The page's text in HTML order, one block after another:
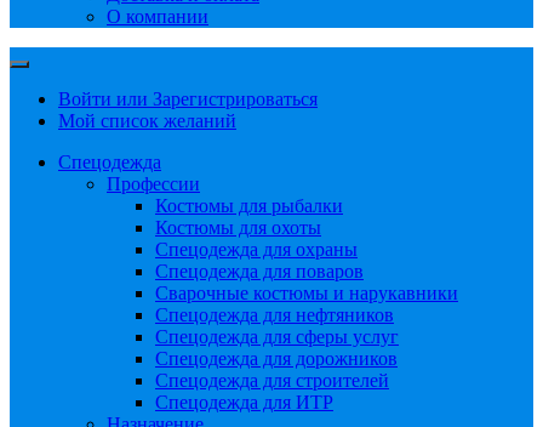
О компании
Войти или Зарегистрироваться
Мой список желаний
Спецодежда
Профессии
Костюмы для рыбалки
Костюмы для охоты
Спецодежда для охраны
Спецодежда для поваров
Сварочные костюмы и нарукавники
Спецодежда для нефтяников
Спецодежда для сферы услуг
Спецодежда для дорожников
Спецодежда для строителей
Спецодежда для ИТР